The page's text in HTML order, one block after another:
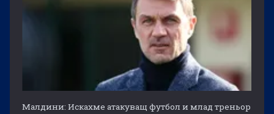
Малдини: Искахме атакуващ футбол и млад треньор